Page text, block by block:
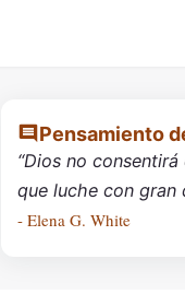
Pensamiento
“Dios no
que luche con gran
- Elena G. White